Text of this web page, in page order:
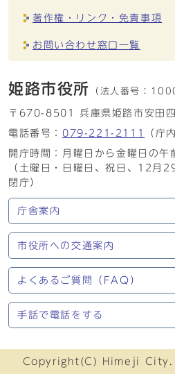
著作権・リンク・免責事項
お問い合わせ窓口一覧
姫路市役所 （法人番号：
〒670-8501 兵庫県姫路市安田
電話番号： 079-221-2111
（庁
開庁時間：月曜日から金曜日の
（土曜日・日曜日、祝日、12月
閉庁）
庁舎案内
市役所への交通案内
よくあるご質問（FAQ）
手話で電話をする
Copyright(C) Himeji